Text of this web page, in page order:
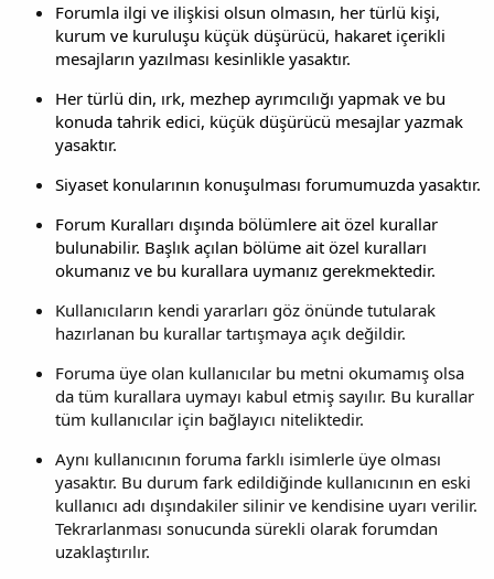
Forumla ilgi ve ilişkisi olsun olmasın, her türlü kişi,
kurum ve kuruluşu küçük düşürücü, hakaret içerikli
mesajların yazılması kesinlikle yasaktır.
Her türlü din, ırk, mezhep ayrımcılığı yapmak ve bu
konuda tahrik edici, küçük düşürücü mesajlar yazmak
yasaktır.
Siyaset konularının konuşulması forumumuzda yasaktır.
Forum Kuralları dışında bölümlere ait özel kurallar
bulunabilir. Başlık açılan bölüme ait özel kuralları
okumanız ve bu kurallara uymanız gerekmektedir.
Kullanıcıların kendi yararları göz önünde tutularak
hazırlanan bu kurallar tartışmaya açık değildir.
Foruma üye olan kullanıcılar bu metni okumamış olsa
da tüm kurallara uymayı kabul etmiş sayılır. Bu kurallar
tüm kullanıcılar için bağlayıcı niteliktedir.
Aynı kullanıcının foruma farklı isimlerle üye olması
yasaktır. Bu durum fark edildiğinde kullanıcının en eski
kullanıcı adı dışındakiler silinir ve kendisine uyarı verilir.
Tekrarlanması sonucunda sürekli olarak forumdan
uzaklaştırılır.